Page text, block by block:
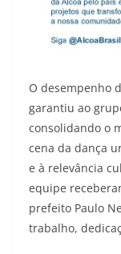
O desempenho
garantiu ao
consolidando o
cena da dança
e à relevância
equipe
prefeito Paulo
trabalho,